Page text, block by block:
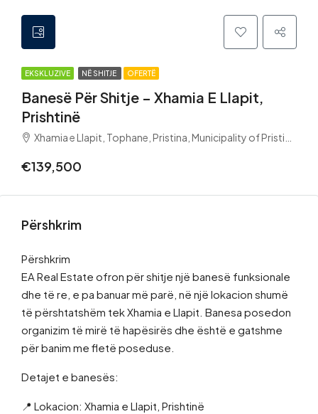
EKSKLUZIVE NË SHITJE OFERTË
Banesë Për Shitje – Xhamia E Llapit,
Prishtinë
Xhamia e Llapit, Tophane, Pristina, Municipality of Pristina, District of Prishtina, 10010, Kosovo
€139,500
Përshkrim
Përshkrim
EA Real Estate ofron për shitje një banesë funksionale
dhe të re, e pa banuar më parë, në një lokacion shumë
të përshtatshëm tek Xhamia e Llapit. Banesa posedon
organizim të mirë të hapësirës dhe është e gatshme
për banim me fletë poseduse.
Detajet e banesës:
📍 Lokacion: Xhamia e Llapit, Prishtinë